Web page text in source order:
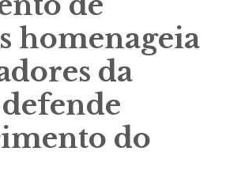
homenageia
da
defende
do